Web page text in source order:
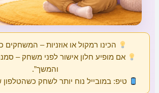
הכינו רמקול או אוזניות – המשחקים
והמשך”.
טיפ: במובייל נוח יותר לשחק כשהטלפון